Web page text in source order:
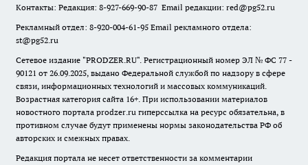
Контакты: Редакция: 8-927-669-90-87 Email редакции: red@pg52.ru
Рекламный отдел: 8-920-004-61-95 Email рекламного отдела:
st@pg52.ru
Сетевое издание "PRODZER.RU". Регистрационный номер ЭЛ № ФС 77 -
90121 от 26.09.2025, выдано Федеральной службой по надзору в сфере
связи, информационных технологий и массовых коммуникаций.
Возрастная категория сайта 16+. При использовании материалов
новостного портала prodzer.ru гиперссылка на ресурс обязательна, в
противном случае будут применены нормы законодательства РФ об
авторских и смежных правах.
Редакция портала не несет ответственности за комментарии